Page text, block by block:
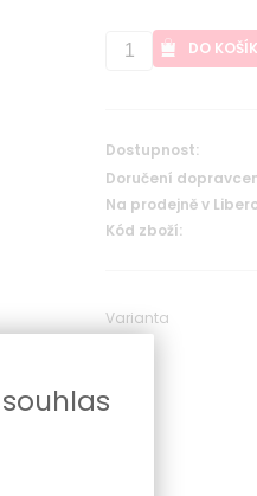
DO
Dostupnost:
Doručení
Na prodejně v
Kód zboží:
Varianta